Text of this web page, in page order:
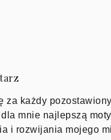
za każdy
mnie najlepszą
i rozwijania mojego